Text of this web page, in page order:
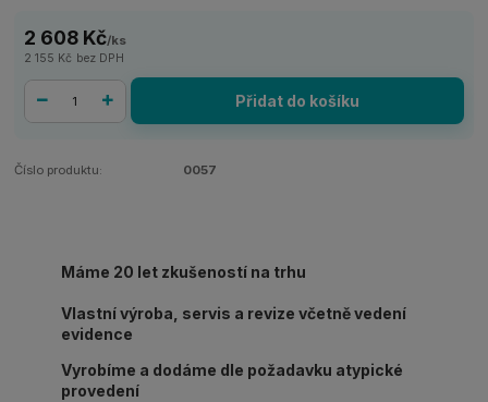
2 608 Kč/ks
2 155 Kč bez DPH
Přidat do košíku
Číslo produktu: 0057
Máme 20 let zkušeností na trhu
Vlastní výroba, servis a revize včetně vedení
evidence
Vyrobíme a dodáme dle požadavku atypické
provedení